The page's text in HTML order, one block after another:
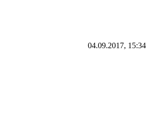
04.09.2017, 15:34